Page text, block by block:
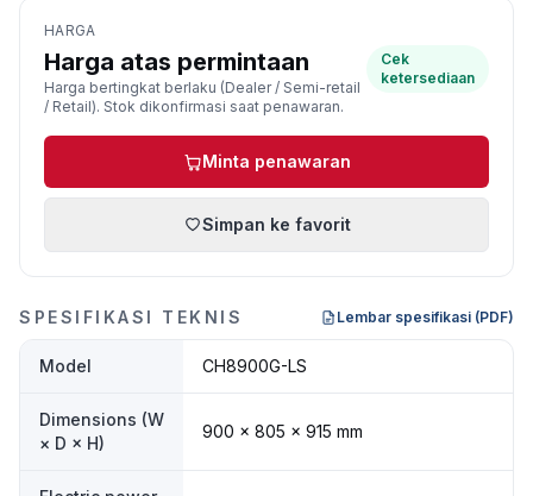
HARGA
Harga atas permintaan
Harga bertingkat berlaku (Dealer / Semi-retail
/ Retail). Stok dikonfirmasi saat penawaran.
Cek
ketersediaan
Minta penawaran
Simpan ke favorit
SPESIFIKASI TEKNIS Lembar spesifikasi (PDF)
Model CH8900G-LS
Dimensions (W
× D × H)
900 × 805 × 915 mm